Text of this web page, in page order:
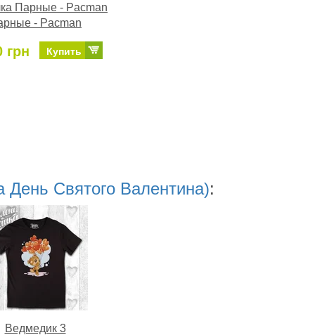
Парные - Pacman
- Pacman
грн Купить
Святого Валентина):
Ведмедик 3